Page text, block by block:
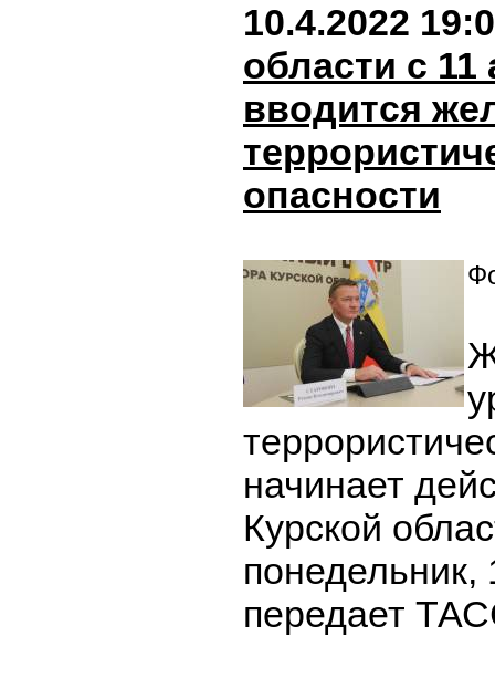
10.4.2022
области с 11
вводится
опасности
начинает
Курской
понедельник,
передает